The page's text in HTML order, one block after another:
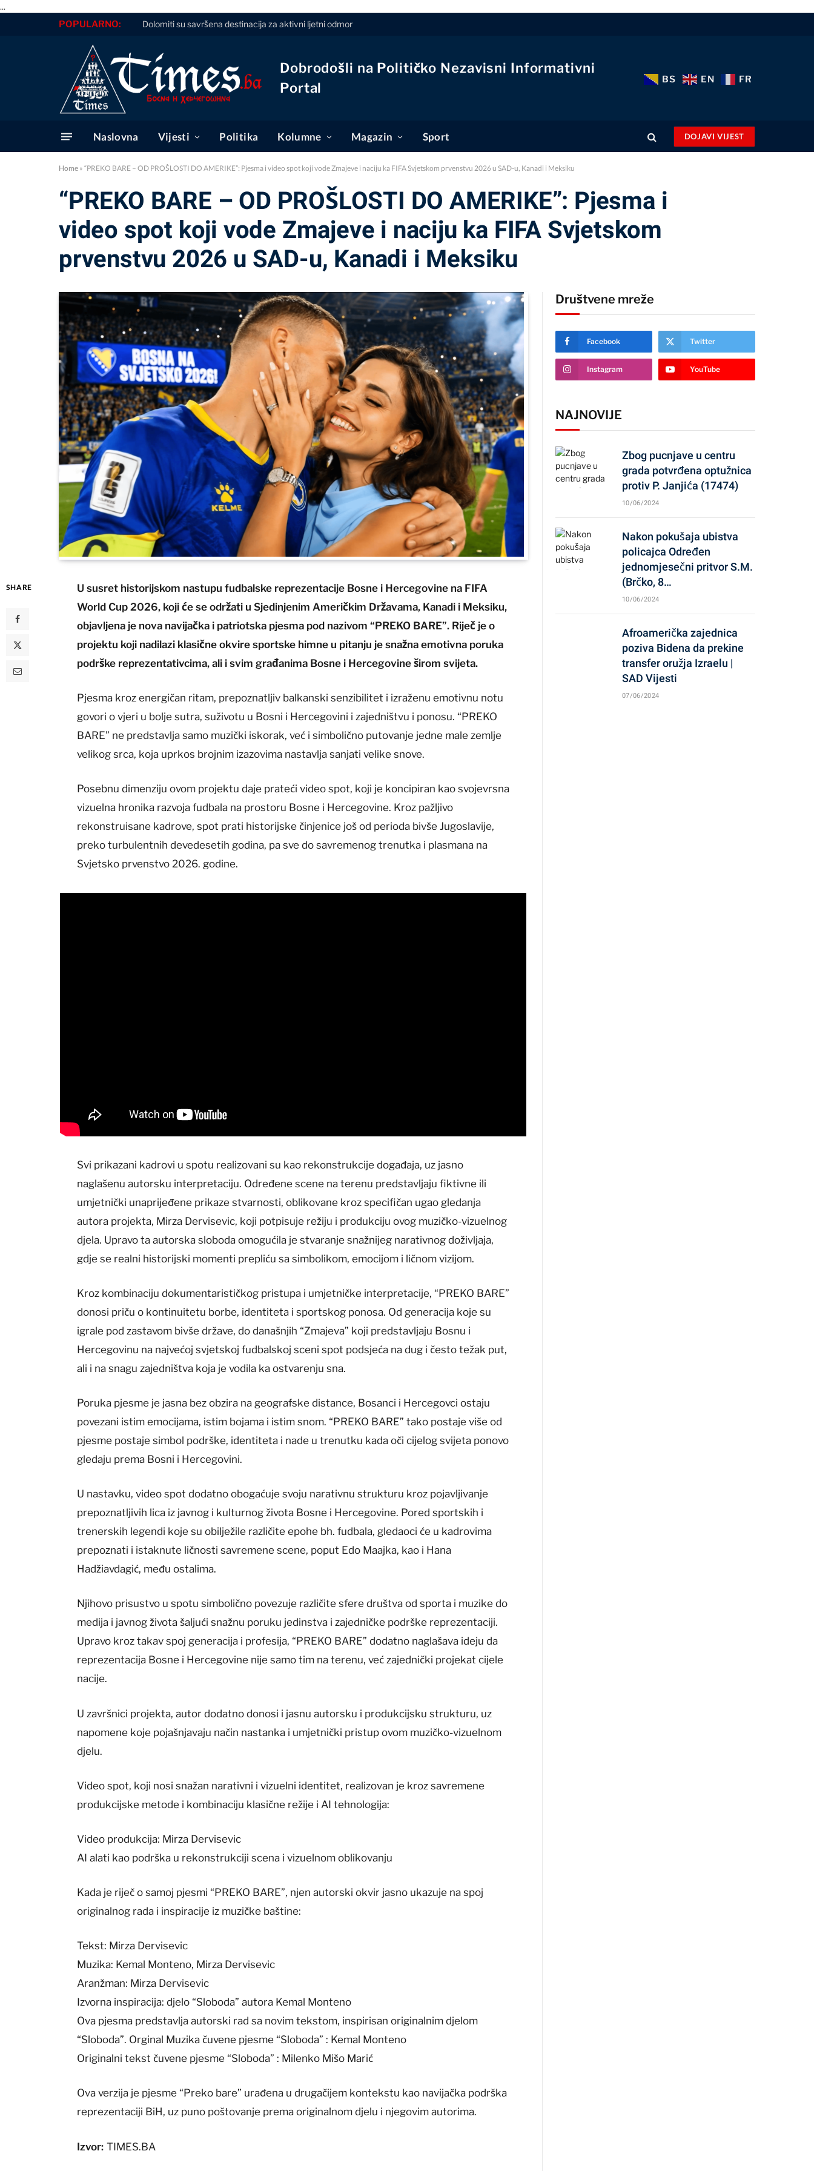
...
POPULARNO: Virus za koji nema cjepiva ni lijeka širi se Europom: Najgore je u Italiji i Grčkoj
Dobrodošli na Političko Nezavisni Informativni
Portal
BS EN FR
Naslovna Vijesti Politika Kolumne Magazin Sport DOJAVI VIJEST
Home » “PREKO BARE – OD PROŠLOSTI DO AMERIKE”: Pjesma i video spot koji vode Zmajeve i naciju ka FIFA Svjetskom prvenstvu 2026 u SAD-u, Kanadi i Meksiku
“PREKO BARE – OD PROŠLOSTI DO AMERIKE”: Pjesma i
video spot koji vode Zmajeve i naciju ka FIFA Svjetskom
prvenstvu 2026 u SAD-u, Kanadi i Meksiku
SHARE
U susret historijskom nastupu fudbalske reprezentacije Bosne i Hercegovine na FIFA
World Cup 2026, koji će se održati u Sjedinjenim Američkim Državama, Kanadi i Meksiku,
objavljena je nova navijačka i patriotska pjesma pod nazivom “PREKO BARE”. Riječ je o
projektu koji nadilazi klasične okvire sportske himne u pitanju je snažna emotivna poruka
podrške reprezentativcima, ali i svim građanima Bosne i Hercegovine širom svijeta.
Pjesma kroz energičan ritam, prepoznatljiv balkanski senzibilitet i izraženu emotivnu notu
govori o vjeri u bolje sutra, suživotu u Bosni i Hercegovini i zajedništvu i ponosu. “PREKO
BARE” ne predstavlja samo muzički iskorak, već i simbolično putovanje jedne male zemlje
velikog srca, koja uprkos brojnim izazovima nastavlja sanjati velike snove.
Posebnu dimenziju ovom projektu daje prateći video spot, koji je koncipiran kao svojevrsna
vizuelna hronika razvoja fudbala na prostoru Bosne i Hercegovine. Kroz pažljivo
rekonstruisane kadrove, spot prati historijske činjenice još od perioda bivše Jugoslavije,
preko turbulentnih devedesetih godina, pa sve do savremenog trenutka i plasmana na
Svjetsko prvenstvo 2026. godine.
Svi prikazani kadrovi u spotu realizovani su kao rekonstrukcije događaja, uz jasno
naglašenu autorsku interpretaciju. Određene scene na terenu predstavljaju fiktivne ili
umjetnički unaprijeđene prikaze stvarnosti, oblikovane kroz specifičan ugao gledanja
autora projekta, Mirza Dervisevic, koji potpisuje režiju i produkciju ovog muzičko-vizuelnog
djela. Upravo ta autorska sloboda omogućila je stvaranje snažnijeg narativnog doživljaja,
gdje se realni historijski momenti prepliću sa simbolikom, emocijom i ličnom vizijom.
Kroz kombinaciju dokumentarističkog pristupa i umjetničke interpretacije, “PREKO BARE”
donosi priču o kontinuitetu borbe, identiteta i sportskog ponosa. Od generacija koje su
igrale pod zastavom bivše države, do današnjih “Zmajeva” koji predstavljaju Bosnu i
Hercegovinu na najvećoj svjetskoj fudbalskoj sceni spot podsjeća na dug i često težak put,
ali i na snagu zajedništva koja je vodila ka ostvarenju sna.
Poruka pjesme je jasna bez obzira na geografske distance, Bosanci i Hercegovci ostaju
povezani istim emocijama, istim bojama i istim snom. “PREKO BARE” tako postaje više od
pjesme postaje simbol podrške, identiteta i nade u trenutku kada oči cijelog svijeta ponovo
gledaju prema Bosni i Hercegovini.
U nastavku, video spot dodatno obogaćuje svoju narativnu strukturu kroz pojavljivanje
prepoznatljivih lica iz javnog i kulturnog života Bosne i Hercegovine. Pored sportskih i
trenerskih legendi koje su obilježile različite epohe bh. fudbala, gledaoci će u kadrovima
prepoznati i istaknute ličnosti savremene scene, poput Edo Maajka, kao i Hana
Hadžiavdagić, među ostalima.
Njihovo prisustvo u spotu simbolično povezuje različite sfere društva od sporta i muzike do
medija i javnog života šaljući snažnu poruku jedinstva i zajedničke podrške reprezentaciji.
Upravo kroz takav spoj generacija i profesija, “PREKO BARE” dodatno naglašava ideju da
reprezentacija Bosne i Hercegovine nije samo tim na terenu, već zajednički projekat cijele
nacije.
U završnici projekta, autor dodatno donosi i jasnu autorsku i produkcijsku strukturu, uz
napomene koje pojašnjavaju način nastanka i umjetnički pristup ovom muzičko-vizuelnom
djelu.
Video spot, koji nosi snažan narativni i vizuelni identitet, realizovan je kroz savremene
produkcijske metode i kombinaciju klasične režije i AI tehnologija:
Video produkcija: Mirza Dervisevic
AI alati kao podrška u rekonstrukciji scena i vizuelnom oblikovanju
Kada je riječ o samoj pjesmi “PREKO BARE”, njen autorski okvir jasno ukazuje na spoj
originalnog rada i inspiracije iz muzičke baštine:
Tekst: Mirza Dervisevic
Muzika: Kemal Monteno, Mirza Dervisevic
Aranžman: Mirza Dervisevic
Izvorna inspiracija: djelo “Sloboda” autora Kemal Monteno
Ova pjesma predstavlja autorski rad sa novim tekstom, inspirisan originalnim djelom
“Sloboda”. Orginal Muzika čuvene pjesme “Sloboda” : Kemal Monteno
Originalni tekst čuvene pjesme “Sloboda” : Milenko Mišo Marić
Ova verzija je pjesme “Preko bare” urađena u drugačijem kontekstu kao navijačka podrška
reprezentaciji BiH, uz puno poštovanje prema originalnom djelu i njegovim autorima.
Izvor: TIMES.BA
Društvene mreže
Facebook Twitter
Instagram YouTube
NAJNOVIJE
Zbog pucnjave u centru
grada potvrđena optužnica
protiv P. Janjića (17474)
10/06/2024
Nakon pokušaja ubistva
policajca Određen
jednomjesečni pritvor S.M.
(Brčko, 8…
10/06/2024
Afroamerička zajednica
poziva Bidena da prekine
transfer oružja Izraelu |
SAD Vijesti
07/06/2024